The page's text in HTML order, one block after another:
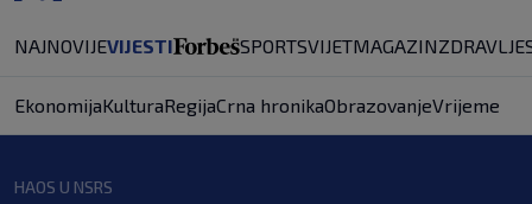
NAJNOVIJEVIJESTI SPORTSVIJETMAGAZINZDRAVLJE
EkonomijaKulturaRegijaCrna hronikaObrazovanjeVrijeme
HAOS U NSRS